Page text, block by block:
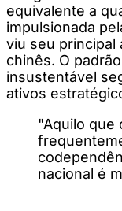
equivalente a
impulsionada
viu seu principal
chinês. O
insustentável
ativos
"Aquilo que
nacional é